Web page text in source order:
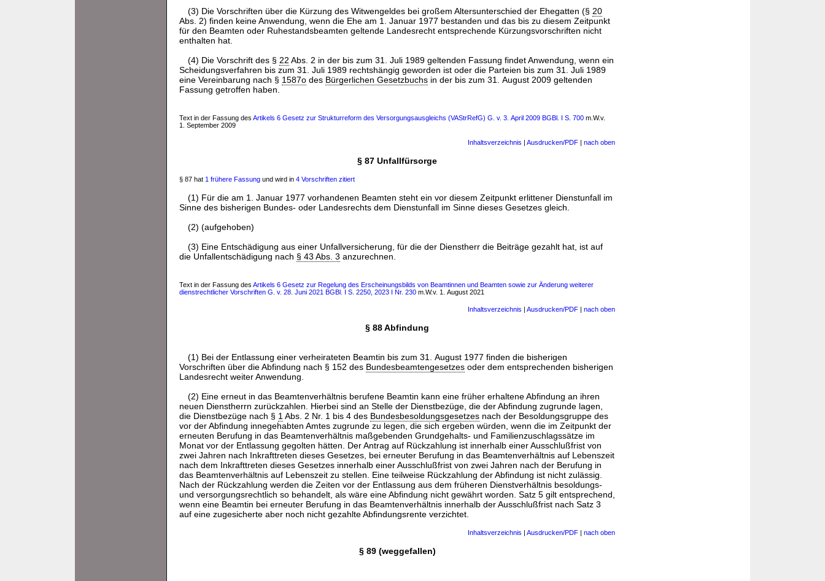
(3) Die Vorschriften über die Kürzung des Witwengeldes bei großem Altersunterschied der Ehegatten (§ 20
Abs. 2) finden keine Anwendung, wenn die Ehe am 1. Januar 1977 bestanden und das bis zu diesem Zeitpunkt
für den Beamten oder Ruhestandsbeamten geltende Landesrecht entsprechende Kürzungsvorschriften nicht
enthalten hat.
(4) Die Vorschrift des § 22 Abs. 2 in der bis zum 31. Juli 1989 geltenden Fassung findet Anwendung, wenn ein
Scheidungsverfahren bis zum 31. Juli 1989 rechtshängig geworden ist oder die Parteien bis zum 31. Juli 1989
eine Vereinbarung nach § 1587o des Bürgerlichen Gesetzbuchs in der bis zum 31. August 2009 geltenden
Fassung getroffen haben.
Text in der Fassung des Artikels 6 Gesetz zur Strukturreform des Versorgungsausgleichs (VAStrRefG) G. v. 3. April 2009 BGBl. I S. 700 m.W.v.
1. September 2009
Inhaltsverzeichnis Ausdrucken/PDF nach oben
§ 87 Unfallfürsorge
§ 87 hat 1 frühere Fassung und wird in 4 Vorschriften zitiert
(1) Für die am 1. Januar 1977 vorhandenen Beamten steht ein vor diesem Zeitpunkt erlittener Dienstunfall im
Sinne des bisherigen Bundes- oder Landesrechts dem Dienstunfall im Sinne dieses Gesetzes gleich.
(2) (aufgehoben)
(3) Eine Entschädigung aus einer Unfallversicherung, für die der Dienstherr die Beiträge gezahlt hat, ist auf
die Unfallentschädigung nach § 43 Abs. 3 anzurechnen.
Text in der Fassung des Artikels 6 Gesetz zur Regelung des Erscheinungsbilds von Beamtinnen und Beamten sowie zur Änderung weiterer
dienstrechtlicher Vorschriften G. v. 28. Juni 2021 BGBl. I S. 2250, 2023 I Nr. 230 m.W.v. 1. August 2021
Inhaltsverzeichnis Ausdrucken/PDF nach oben
§ 88 Abfindung
(1) Bei der Entlassung einer verheirateten Beamtin bis zum 31. August 1977 finden die bisherigen
Vorschriften über die Abfindung nach § 152 des Bundesbeamtengesetzes oder dem entsprechenden bisherigen
Landesrecht weiter Anwendung.
(2) Eine erneut in das Beamtenverhältnis berufene Beamtin kann eine früher erhaltene Abfindung an ihren
neuen Dienstherrn zurückzahlen. Hierbei sind an Stelle der Dienstbezüge, die der Abfindung zugrunde lagen,
die Dienstbezüge nach § 1Abs. 2 Nr. 1 bis 4 des Bundesbesoldungsgesetzes nach der Besoldungsgruppe des
vor der Abfindung innegehabten Amtes zugrunde zu legen, die sich ergeben würden, wenn die im Zeitpunkt der
erneuten Berufung in das Beamtenverhältnis maßgebenden Grundgehalts- und Familienzuschlagssätze im
Monat vor der Entlassung gegolten hätten. Der Antrag auf Rückzahlung ist innerhalb einer Ausschlußfrist von
zwei Jahren nach Inkrafttreten dieses Gesetzes, bei erneuter Berufung in das Beamtenverhältnis auf Lebenszeit
nach dem Inkrafttreten dieses Gesetzes innerhalb einer Ausschlußfrist von zwei Jahren nach der Berufung in
das Beamtenverhältnis auf Lebenszeit zu stellen. Eine teilweise Rückzahlung der Abfindung ist nicht zulässig.
Nach der Rückzahlung werden die Zeiten vor der Entlassung aus dem früheren Dienstverhältnis besoldungs-
und versorgungsrechtlich so behandelt, als wäre eine Abfindung nicht gewährt worden. Satz 5 gilt entsprechend,
wenn eine Beamtin bei erneuter Berufung in das Beamtenverhältnis innerhalb der Ausschlußfrist nach Satz 3
auf eine zugesicherte aber noch nicht gezahlte Abfindungsrente verzichtet.
Inhaltsverzeichnis Ausdrucken/PDF nach oben
§ 89 (weggefallen)